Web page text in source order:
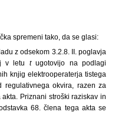
spremeni tako, da se glasi:
z odsekom 3.2.8. II. poglavja
v letu tugotovijo na podlagi
knjig elektrooperaterja tistega
regulativnega okvira, razen za
Priznani stroški raziskav in
68. člena tega akta se